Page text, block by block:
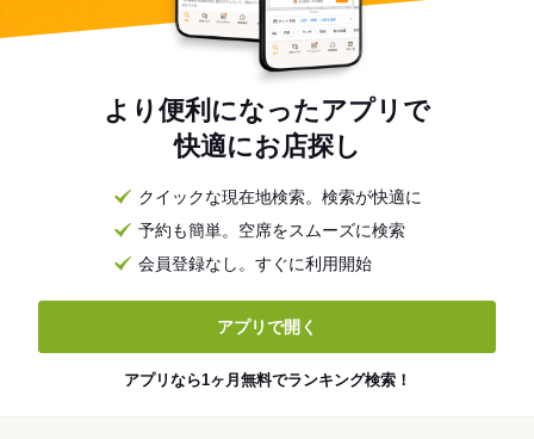
より便利になったアプリで
快適にお店探し
クイックな現在地検索。検索が快適に
予約も簡単。空席をスムーズに検索
会員登録なし。すぐに利用開始
アプリで開く
アプリなら1ヶ月無料でランキング検索！